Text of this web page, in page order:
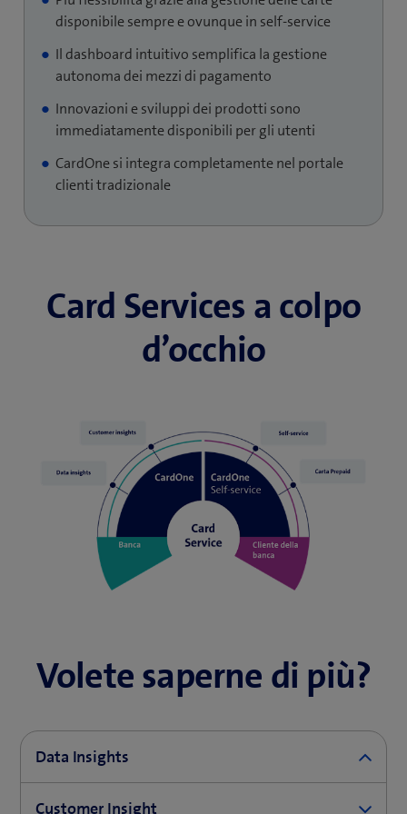
per il marketing.
disponibile sempre e ovunque in self-service
Il dashboard intuitivo semplifica la gestione
autonoma dei mezzi di pagamento
Innovazioni e sviluppi dei prodotti sono
immediatamente disponibili per gli utenti
CardOne si integra completamente nel portale
clienti tradizionale
Card Services a colpo
d’occhio
Volete saperne di più?
Data Insights
Customer Insight